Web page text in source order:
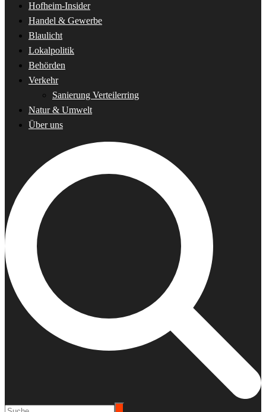
Hofheim-Insider
Handel & Gewerbe
Blaulicht
Lokalpolitik
Behörden
Verkehr
Sanierung Verteilerring
Natur & Umwelt
Über uns